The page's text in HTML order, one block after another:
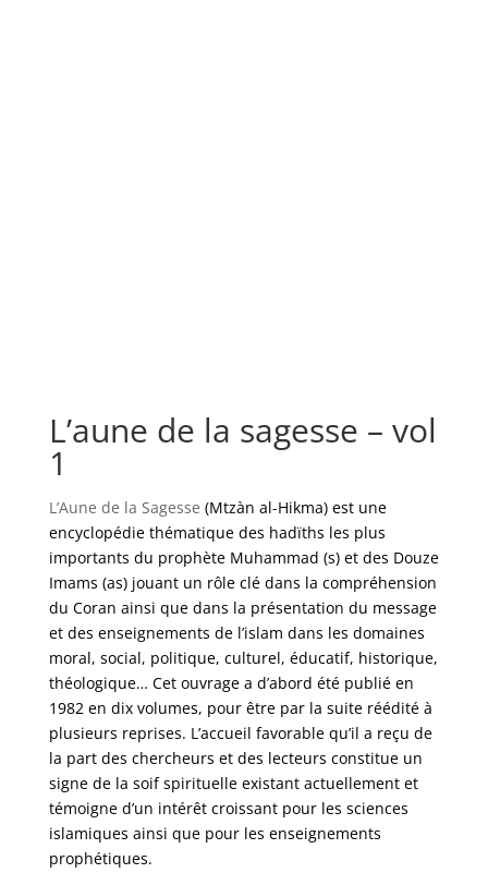
L’aune de la sagesse – vol
1
L’Aune de la Sagesse (Mtzàn al-Hikma) est une
encyclopédie thématique des hadïths les plus
importants du prophète Muhammad (s) et des Douze
Imams (as) jouant un rôle clé dans la compréhension
du Coran ainsi que dans la présentation du message
et des enseignements de l’islam dans les domaines
moral, social, politique, culturel, éducatif, historique,
théologique… Cet ouvrage a d’abord été publié en
1982 en dix volumes, pour être par la suite réédité à
plusieurs reprises. L’accueil favorable qu’il a reçu de
la part des chercheurs et des lecteurs constitue un
signe de la soif spirituelle existant actuellement et
témoigne d’un intérêt croissant pour les sciences
islamiques ainsi que pour les enseignements
prophétiques.